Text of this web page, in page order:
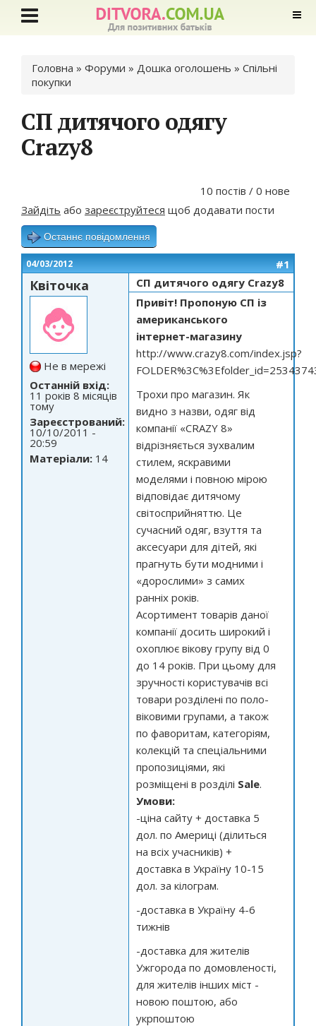
Ви є тут
Головна » Форуми » Дошка оголошень » Спільні
покупки
СП дитячого одягу
Crazy8
10 постів / 0 нове
Зайдіть або зареєструйтеся щоб додавати пости
Останнє повідомлення
04/03/2012 #1
Квіточка
Не в мережі
Останній вхід:
11 років 8 місяців
тому
Зареєстрований:
10/10/2011 -
20:59
Матеріали: 14
СП дитячого одягу Crazy8
Привіт! Пропоную СП із
американського
інтернет-магазину
http://www.crazy8.com/index.jsp?
Трохи про магазин. Як
видно з назви, одяг від
компанії «CRAZY 8»
відрізняється зухвалим
стилем, яскравими
моделями і повною мірою
відповідає дитячому
світосприйняттю. Це
сучасний одяг, взуття та
аксесуари для дітей, які
прагнуть бути модними і
«дорослими» з самих
ранніх років.
Асортимент товарів даної
компанії досить широкий і
охоплює вікову групу від 0
до 14 років. При цьому для
зручності користувачів всі
товари розділені по поло-
віковими групами, а також
по фаворитам, категоріям,
колекцій та спеціальними
пропозиціями, які
розміщені в розділі Sale.
Умови:
-ціна сайту + доставка 5
дол. по Америці (ділиться
на всіх учасників) +
доставка в Україну 10-15
дол. за кілограм.
-доставка в Україну 4-6
тижнів
-доставка для жителів
Ужгорода по домовленості,
для жителів інших міст -
новою поштою, або
укрпоштою